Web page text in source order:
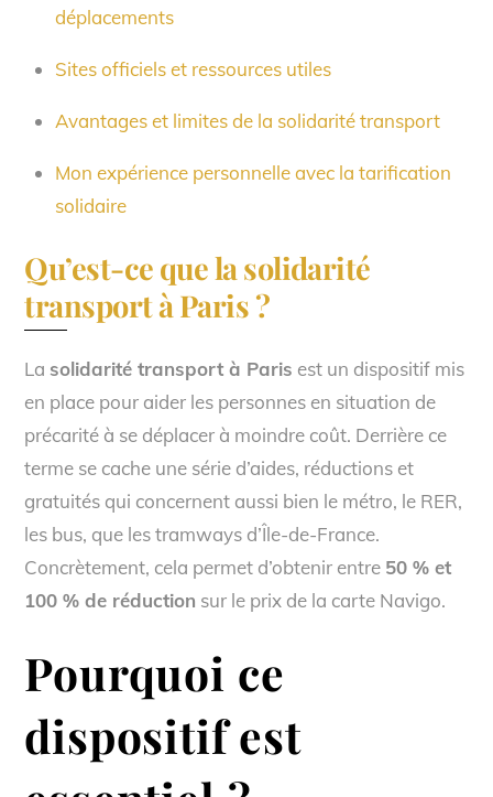
déplacements
Sites officiels et ressources utiles
Avantages et limites de la solidarité transport
Mon expérience personnelle avec la tarification
solidaire
Qu’est-ce que la solidarité
transport à Paris ?
Lasolidarité transport à Paris est un dispositif mis
en place pour aider les personnes en situation de
précarité à se déplacer à moindre coût. Derrière ce
terme se cache une série d’aides, réductions et
gratuités qui concernent aussi bien le métro, le RER,
les bus, que les tramways d’Île-de-France.
Concrètement, cela permet d’obtenir entre 50 % et
100 % de réduction sur le prix de la carte Navigo.
Pourquoi ce
dispositif est